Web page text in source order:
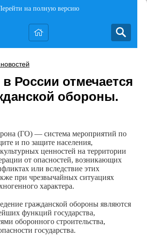
на полную версию
России отмечается
обороны.
(ГО) — система мероприятий по
и по защите населения,
ценностей на территории
от опасностей, возникающих
или вследствие этих
при чрезвычайных ситуациях
характера.
гражданской обороны являются
функций государства,
оборонного строительства,
государства.